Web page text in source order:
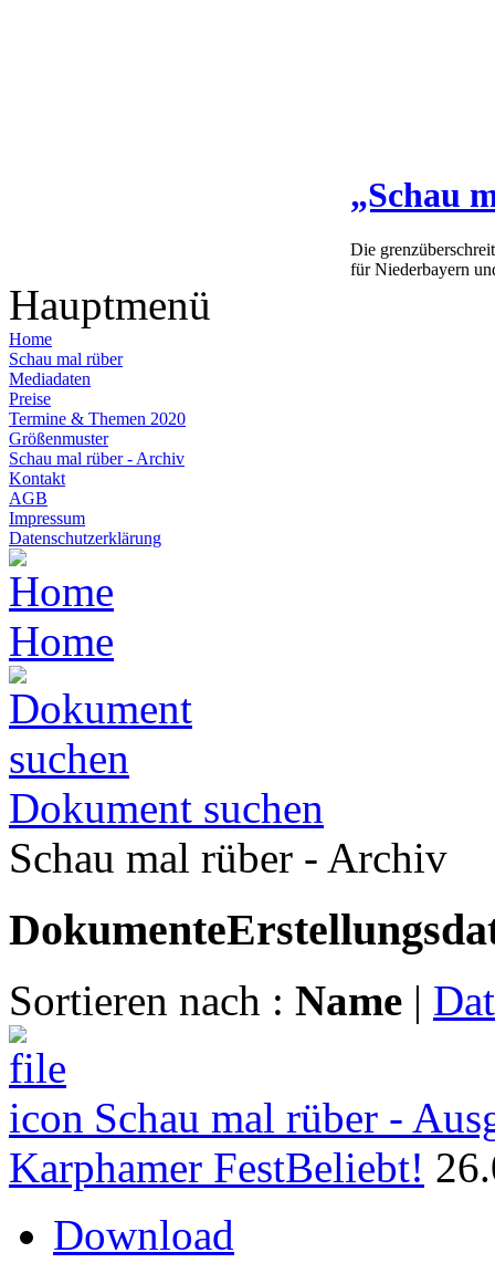
„Schau
Die
für Niederbayern
Hauptmenü
Home
Schau mal rüber
Mediadaten
Preise
Termine & Themen 2020
Größenmuster
Schau mal rüber - Archiv
Kontakt
AGB
Impressum
Datenschutzerklärung
Home
Dokument suchen
Schau mal rüber - Archiv
Dokumente
Sortieren nach : Name |
Schau mal rüber -
Karphamer FestBeliebt!
Download